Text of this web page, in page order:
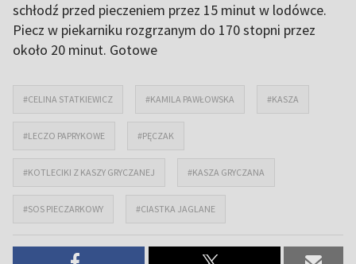
schłodź przed pieczeniem przez 15 minut w lodówce.
Piecz w piekarniku rozgrzanym do 170 stopni przez
około 20 minut. Gotowe
#CELINA STATKIEWICZ #KAMILA PAWŁOWSKA #KASZA
#LECZO PAPRYKOWE #PĘCZAK
#KOTLECIKI Z KASZY GRYCZANEJ #KASZA GRYCZANA
#SOS PIECZARKOWY #CIASTKA JAGLANE